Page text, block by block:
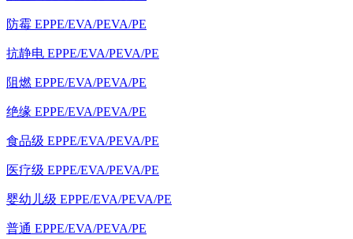
防霉 EPPE/EVA/PEVA/PE
抗静电 EPPE/EVA/PEVA/PE
阻燃 EPPE/EVA/PEVA/PE
绝缘 EPPE/EVA/PEVA/PE
食品级 EPPE/EVA/PEVA/PE
医疗级 EPPE/EVA/PEVA/PE
婴幼儿级 EPPE/EVA/PEVA/PE
普通 EPPE/EVA/PEVA/PE